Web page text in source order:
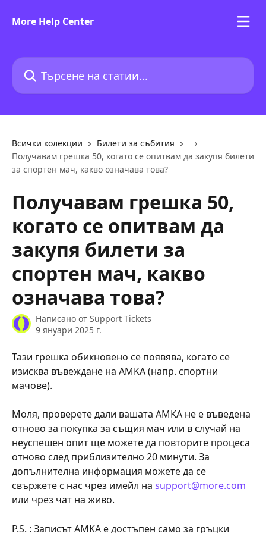
More Help Center
Търсене на статии...
Всички колекции
Билети за събития
Получавам грешка 50, когато се опитвам да закупя билети
за спортен мач, какво означава това?
Получавам грешка 50,
когато се опитвам да
закупя билети за
спортен мач, какво
означава това?
Написано от Support Tickets
9 януари 2025 г.
Тази грешка обикновено се появява, когато се
изисква въвеждане на AMKA (напр. спортни
мачове).
Моля, проверете дали вашата AMKA не е въведена
отново за покупка за същия мач или в случай на
неуспешен опит ще можете да повторите процеса
отново след приблизително 20 минути. За
допълнителна информация можете да се
свържете с нас чрез имейл на support@more.com
или чрез чат на живо.
P.S. : Записът AMKA е достъпен само за гръцки